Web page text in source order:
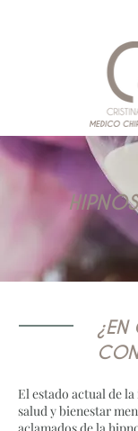
¿EN
El estado actual de
salud y bienestar